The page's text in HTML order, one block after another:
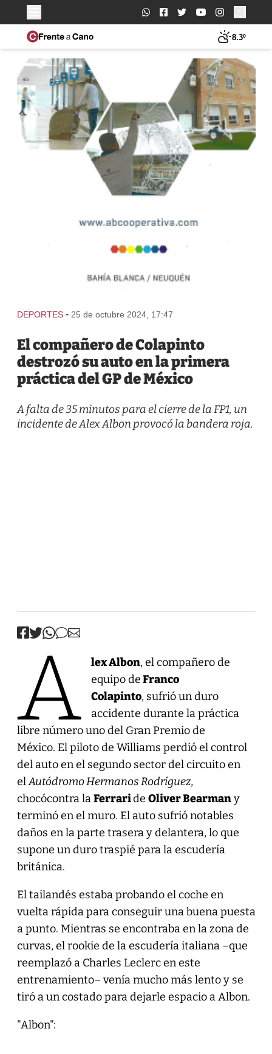
Buscar:
8.3º
DEPORTES - 25 de octubre 2024, 17:47
El compañero de Colapinto
destrozó su auto en la primera
práctica del GP de México
A falta de 35 minutos para el cierre de la FP1, un
incidente de Alex Albon provocó la bandera roja.
A lex Albon, el compañero de
equipo deFranco
Colapinto, sufrió un duro
accidente durante la práctica
libre número uno del Gran Premio de
México. El piloto de Williams perdió el control
del auto en el segundo sector del circuito en
elAutódromo Hermanos Rodríguez,
chocócontra laFerraride Oliver Bearmany
terminó en el muro. El auto sufrió notables
daños en la parte trasera y delantera, lo que
supone un duro traspié para la escudería
británica.
El tailandés estaba probando el coche en
vuelta rápida para conseguir una buena puesta
a punto. Mientras se encontraba en la zona de
curvas, el rookie de la escudería italiana –que
reemplazó a Charles Leclerc en este
entrenamiento– venía mucho más lento y se
tiró a un costado para dejarle espacio a Albon.
"Albon":